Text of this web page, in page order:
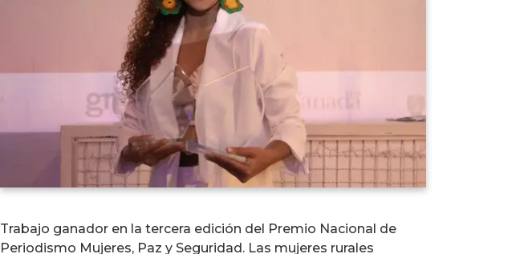
Trabajo ganador en la tercera edición del Premio Nacional de
Periodismo Mujeres, Paz y Seguridad. Las mujeres rurales